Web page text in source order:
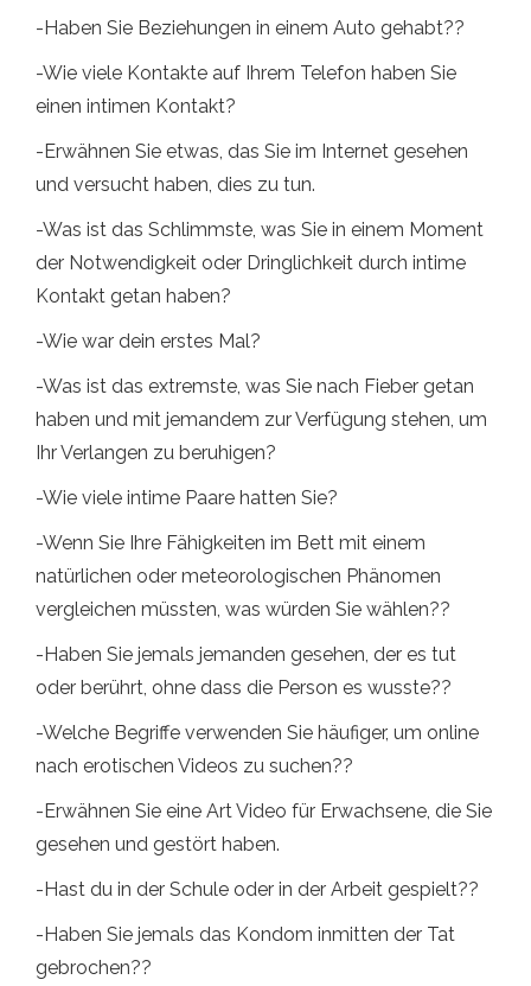
-Haben Sie Beziehungen in einem Auto gehabt??
-Wie viele Kontakte auf Ihrem Telefon haben Sie
einen intimen Kontakt?
-Erwähnen Sie etwas, das Sie im Internet gesehen
und versucht haben, dies zu tun.
-Was ist das Schlimmste, was Sie in einem Moment
der Notwendigkeit oder Dringlichkeit durch intime
Kontakt getan haben?
-Wie war dein erstes Mal?
-Was ist das extremste, was Sie nach Fieber getan
haben und mit jemandem zur Verfügung stehen, um
Ihr Verlangen zu beruhigen?
-Wie viele intime Paare hatten Sie?
-Wenn Sie Ihre Fähigkeiten im Bett mit einem
natürlichen oder meteorologischen Phänomen
vergleichen müssten, was würden Sie wählen??
-Haben Sie jemals jemanden gesehen, der es tut
oder berührt, ohne dass die Person es wusste??
-Welche Begriffe verwenden Sie häufiger, um online
nach erotischen Videos zu suchen??
-Erwähnen Sie eine Art Video für Erwachsene, die Sie
gesehen und gestört haben.
-Hast du in der Schule oder in der Arbeit gespielt??
-Haben Sie jemals das Kondom inmitten der Tat
gebrochen??